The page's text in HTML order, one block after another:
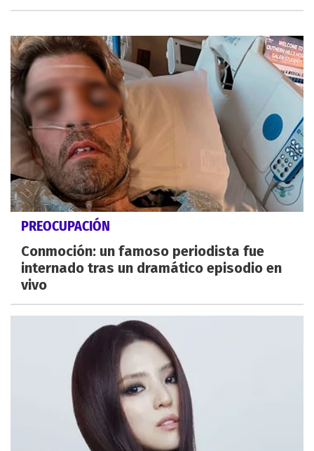
PREOCUPACIÓN
Conmoción: un famoso periodista fue
internado tras un dramático episodio en
vivo